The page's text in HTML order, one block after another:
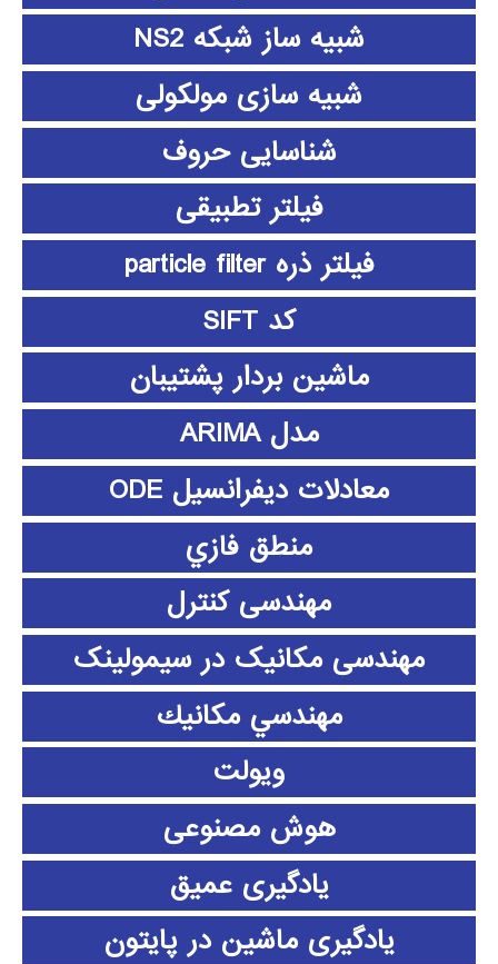
شبیه ساز شبکه NS2
شبیه سازی مولکولی
شناسایی حروف
فیلتر تطبیقی
فیلتر ذره particle filter
کد SIFT
ماشین بردار پشتیبان
مدل ARIMA
معادلات دیفرانسیل ODE
منطق فازي
مهندسی کنترل
مهندسی مکانیک در سیمولینک
مهندسي مكانيك
ویولت
هوش مصنوعی
یادگیری عمیق
یادگیری ماشین در پایتون